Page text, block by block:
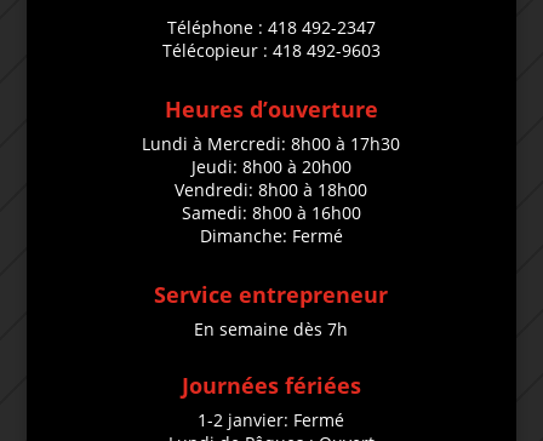
Téléphone : 418 492-2347
Télécopieur : 418 492-9603
Heures d’ouverture
Lundi à Mercredi: 8h00 à 17h30
Jeudi: 8h00 à 20h00
Vendredi: 8h00 à 18h00
Samedi: 8h00 à 16h00
Dimanche: Fermé
Service entrepreneur
En semaine dès 7h
Journées fériées
1-2 janvier: Fermé